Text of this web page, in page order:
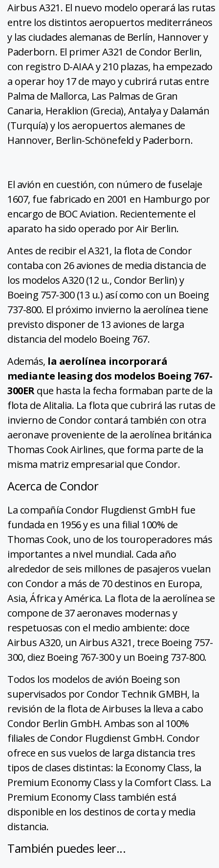
Airbus A321. El nuevo modelo operará las rutas
entre los distintos aeropuertos mediterráneos
y las ciudades alemanas de Berlín, Hannover y
Paderborn. El primer A321 de Condor Berlin,
con registro D-AIAA y 210 plazas, ha empezado
a operar hoy 17 de mayo y cubrirá rutas entre
Palma de Mallorca, Las Palmas de Gran
Canaria, Heraklion (Grecia), Antalya y Dalamán
(Turquía) y los aeropuertos alemanes de
Hannover, Berlin-Schönefeld y Paderborn.
El avión en cuestión, con número de fuselaje
1607, fue fabricado en 2001 en Hamburgo por
encargo de BOC Aviation. Recientemente el
aparato ha sido operado por Air Berlin.
Antes de recibir el A321, la flota de Condor
contaba con 26 aviones de media distancia de
los modelos A320 (12 u., Condor Berlin) y
Boeing 757-300 (13 u.) así como con un Boeing
737-800. El próximo invierno la aerolínea tiene
previsto disponer de 13 aviones de larga
distancia del modelo Boeing 767.
Además, la aerolínea incorporará
mediante leasing dos modelos Boeing 767-
300ERque hasta la fecha formaban parte de la
flota de Alitalia. La flota que cubrirá las rutas de
invierno de Condor contará también con otra
aeronave proveniente de la aerolínea británica
Thomas Cook Airlines, que forma parte de la
misma matriz empresarial que Condor.
Acerca de Condor
La compañía Condor Flugdienst GmbH fue
fundada en 1956 y es una filial 100% de
Thomas Cook, uno de los touroperadores más
importantes a nivel mundial. Cada año
alrededor de seis millones de pasajeros vuelan
con Condor a más de 70 destinos en Europa,
Asia, África y América. La flota de la aerolínea se
compone de 37 aeronaves modernas y
respetuosas con el medio ambiente: doce
Airbus A320, un Airbus A321, trece Boeing 757-
300, diez Boeing 767-300 y un Boeing 737-800.
Todos los modelos de avión Boeing son
supervisados por Condor Technik GMBH, la
revisión de la flota de Airbuses la lleva a cabo
Condor Berlin GmbH. Ambas son al 100%
filiales de Condor Flugdienst GmbH. Condor
ofrece en sus vuelos de larga distancia tres
tipos de clases distintas: la Economy Class, la
Premium Economy Class y la Comfort Class. La
Premium Economy Class también está
disponible en los destinos de corta y media
distancia.
También puedes leer...